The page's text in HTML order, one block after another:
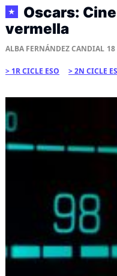
★
Oscars:
vermella
ALBA FERNÁNDEZ CANDIAL 18
1R CICLE ESO 2N CICLE